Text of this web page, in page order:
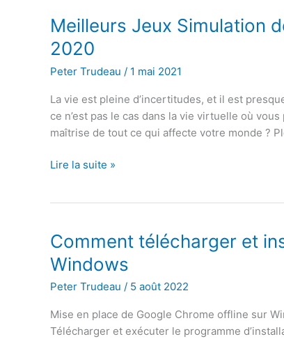
Android
et
iOS
lorsque
n’avez
pas
internet
Meilleurs Jeux Simulation
2020
Peter Trudeau / 1 mai 2021
La vie est pleine d’incertitudes, et il est
ce n’est pas le cas dans la vie virtuelle où
maîtrise de tout ce qui affecte votre monde ?
Meilleurs
vie
sur
iOS
pour
et
iPad
Lire la suite »
Comment télécharger et
Windows
Peter Trudeau / 5 août 2022
Mise en place de Google Chrome offline sur
Télécharger et exécuter le programme